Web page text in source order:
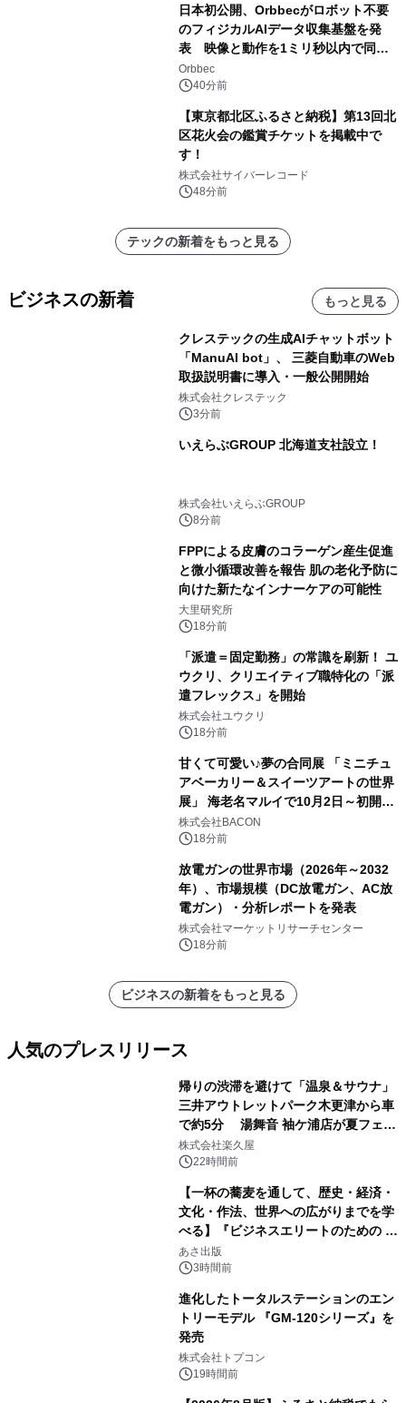
日本初公開、Orbbecがロボット不要
のフィジカルAIデータ収集基盤を発
表 映像と動作を1ミリ秒以内で同
期、約200グラムの試作機をROSCon
JP 2026で実演
Orbbec
40分前
【東京都北区ふるさと納税】第13回北
区花火会の鑑賞チケットを掲載中で
す！
株式会社サイバーレコード
48分前
テックの新着をもっと見る
ビジネスの新着 もっと見る
クレステックの生成AIチャットボット
「ManuAI bot」、 三菱自動車のWeb
取扱説明書に導入・一般公開開始
株式会社クレステック
3分前
いえらぶGROUP 北海道支社設立！
株式会社いえらぶGROUP
8分前
FPPによる皮膚のコラーゲン産生促進
と微小循環改善を報告 肌の老化予防に
向けた新たなインナーケアの可能性
大里研究所
18分前
「派遣＝固定勤務」の常識を刷新！ ユ
ウクリ、クリエイティブ職特化の「派
遣フレックス」を開始
株式会社ユウクリ
18分前
甘くて可愛い♪夢の合同展 「ミニチュ
アベーカリー＆スイーツアートの世界
展」 海老名マルイで10月2日～初開
催！
株式会社BACON
18分前
放電ガンの世界市場（2026年～2032
年）、市場規模（DC放電ガン、AC放
電ガン）・分析レポートを発表
株式会社マーケットリサーチセンター
18分前
ビジネスの新着をもっと見る
人気のプレスリリース
帰りの渋滞を避けて「温泉＆サウナ」
三井アウトレットパーク木更津から車
で約5分 湯舞音 袖ケ浦店が夏フェア
メニューを提供
株式会社楽久屋
22時間前
【一杯の蕎麦を通して、歴史・経済・
文化・作法、世界への広がりまでを学
べる】『ビジネスエリートのための 教
養としての蕎麦』2026年8月25日
（火）発売
あさ出版
3時間前
進化したトータルステーションのエン
トリーモデル 『GM-120シリーズ』を
発売
株式会社トプコン
19時間前